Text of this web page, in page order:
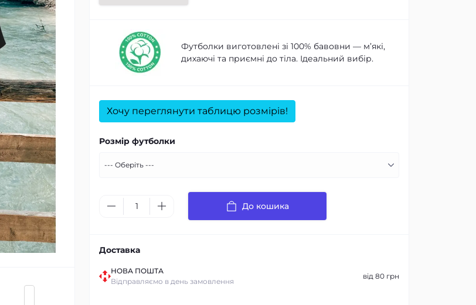
Футболки виготовлені зі 100% бавовни — м’які,
дихаючі та приємні до тіла. Ідеальний вибір.
Хочу переглянути таблицю розмірів!
Розмір футболки
До кошика
Доставка
НОВА ПОШТА
Відправляємо в день замовлення
від 80 грн